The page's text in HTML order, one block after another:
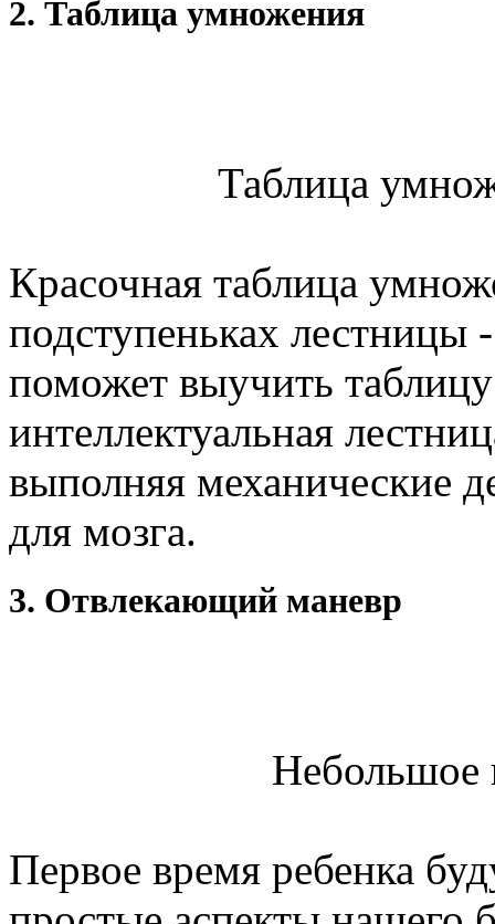
2. Таблица умножения
Таблица
Красочная таблица
подступеньках лестницы
поможет выучить
интеллектуальная
выполняя механические
для мозга.
3. Отвлекающий маневр
Первое время ребенка